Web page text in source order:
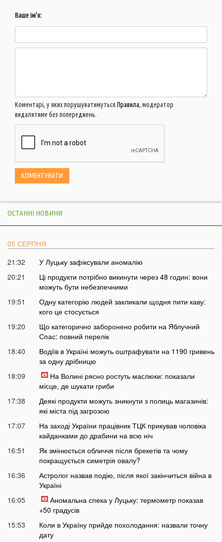
Ваше ім'я:
Коментарі, у яких порушуватимуться Правила, модератор
видалятиме без попереджень.
ОСТАННІ НОВИНИ
05 СЕРПНЯ
21:32
У Луцьку зафіксували аномалію
20:21
Ці продукти потрібно викинути через 48 годин: вони
можуть бути небезпечними
19:51
Одну категорію людей закликали щодня пити каву:
кого це стосується
19:20
Що категорично заборонено робити на Яблучний
Спас: повний перелік
18:40
Водіїв в Україні можуть оштрафувати на 1190 гривень
за одну дрібницю
18:09
На Волині рясно ростуть маслюки: показали
місце, де шукати гриби
17:38
Деякі продукти можуть зникнути з полиць магазинів:
які міста під загрозою
17:07
На заході України працівник ТЦК прикував чоловіка
кайданками до драбини на всю ніч
16:51
Як змінюється обличчя після брекетів та чому
покращується симетрія овалу?
16:36
Астролог назвав подію, після якої закінчиться війна в
Україні
16:05
Аномальна спека у Луцьку: термометр показав
+50 градусів
15:53
Коли в Україну прийде похолодання: назвали точну
дату